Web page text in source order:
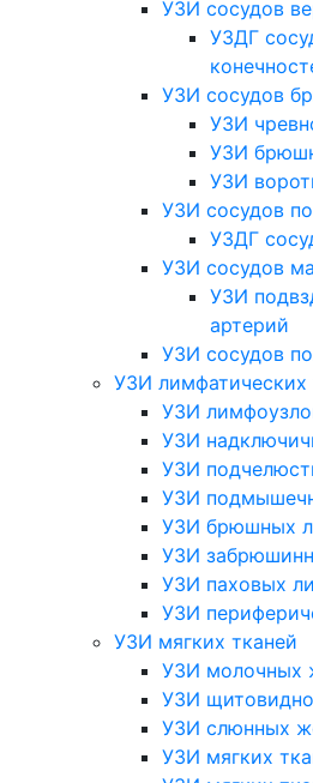
УЗИ сосудов
УЗДГ
УЗИ сосудов
УЗИ
УЗИ
УЗИ
УЗИ сосудов
УЗДГ
УЗИ сосудов
УЗИ
артерий
УЗИ сосудов
УЗИ лимфатических
УЗИ
УЗИ
УЗИ
УЗИ
УЗИ брюшных
УЗИ
УЗИ паховых
УЗИ
УЗИ мягких тканей
УЗИ молочных
УЗИ
УЗИ слюнных
УЗИ мягких